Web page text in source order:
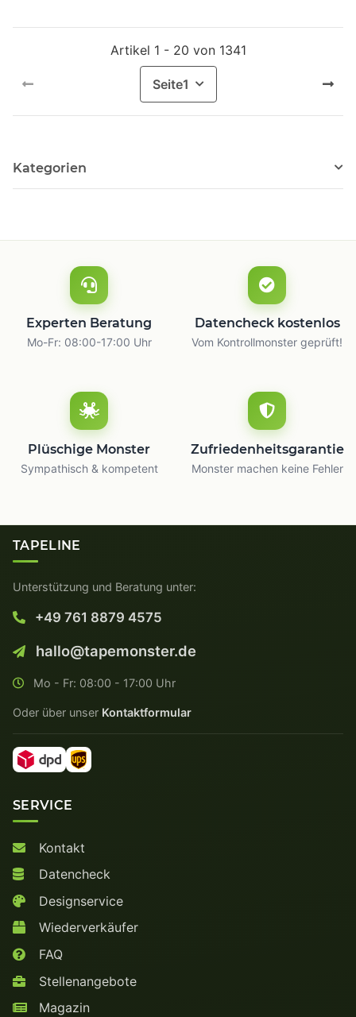
Artikel 1 - 20 von 1341
Seite1
Kategorien
Experten Beratung
Mo-Fr: 08:00-17:00 Uhr
Datencheck kostenlos
Vom Kontrollmonster geprüft!
Plüschige Monster
Sympathisch & kompetent
Zufriedenheitsgarantie
Monster machen keine Fehler
TAPELINE
Unterstützung und Beratung unter:
+49 761 8879 4575
hallo@tapemonster.de
Mo - Fr: 08:00 - 17:00 Uhr
Oder über unser Kontaktformular
SERVICE
Kontakt
Datencheck
Designservice
Wiederverkäufer
FAQ
Stellenangebote
Magazin